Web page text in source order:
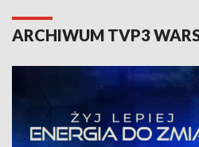
ARCHIWUM TVP3